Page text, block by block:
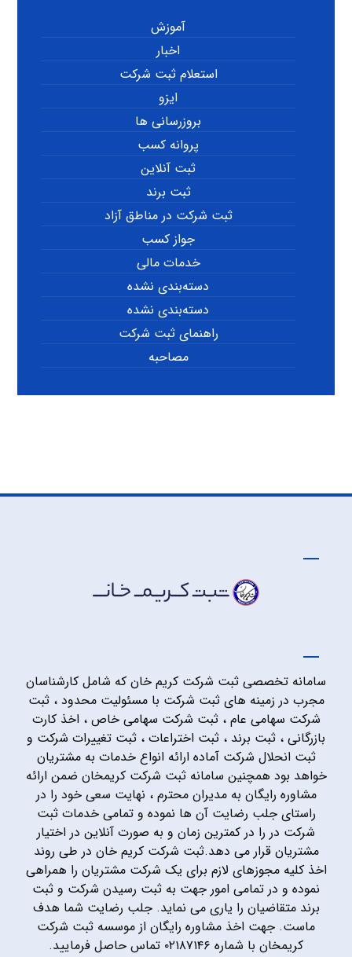
آموزش
اخبار
استعلام ثبت شرکت
ایزو
بروزرسانی ها
پروانه کسب
ثبت آنلاین
ثبت برند
ثبت شرکت در مناطق آزاد
جواز کسب
خدمات مالی
دسته‌بندی نشده
دسته‌بندی نشده
راهنمای ثبت شرکت
مصاحبه
سامانه تخصصی ثبت شرکت کریم خان که شامل کارشناسان
مجرب در زمینه های ثبت شرکت با مسئولیت محدود ، ثبت
شرکت سهامی عام ، ثبت شرکت سهامی خاص ، اخذ کارت
بازرگانی ، ثبت برند ، ثبت اختراعات ، ثبت تغییرات شرکت و
ثبت انحلال شرکت آماده ارائه انواع خدمات به مشتریان
خواهد بود همچنین سامانه ثبت شرکت کریمخان ضمن ارائه
مشاوره رایگان به مدیران محترم ، نهایت سعی خود را در
راستای جلب رضایت آن ها نموده و تمامی خدمات ثبت
شرکت در را در کمترین زمان و به صورت آنلاین در اختیار
مشتریان قرار می دهد.ثبت شرکت کریم خان در طی روند
اخذ کلیه مجوزهای لازم برای یک شرکت مشتریان را همراهی
نموده و در تمامی امور جهت به ثبت رسیدن شرکت و ثبت
برند متقاضیان را یاری می نماید. جلب رضایت شما هدف
ماست. جهت اخذ مشاوره رایگان از موسسه ثبت شرکت
کریمخان با شماره ۰۲۱۸۷۱۴۶ تماس حاصل فرمایید.